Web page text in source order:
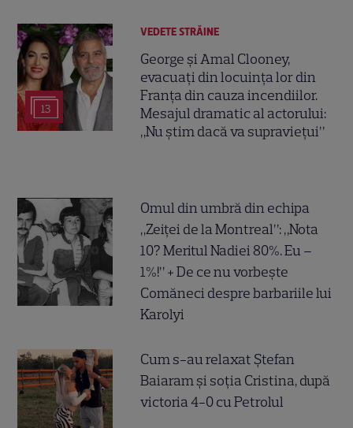
13
VEDETE STRĂINE
George și Amal Clooney,
evacuați din locuința lor din
Franța din cauza incendiilor.
Mesajul dramatic al actorului:
„Nu știm dacă va supraviețui”
Omul din umbră din echipa
„Zeiței de la Montreal”: „Nota
10? Meritul Nadiei 80%. Eu –
1%!” + De ce nu vorbește
Comăneci despre barbariile lui
Karolyi
Cum s-au relaxat Ștefan
Baiaram și soția Cristina, după
victoria 4-0 cu Petrolul